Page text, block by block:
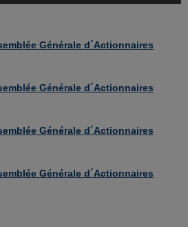
Générale d´Actionnaires
Générale d´Actionnaires
Générale d´Actionnaires
Générale d´Actionnaires